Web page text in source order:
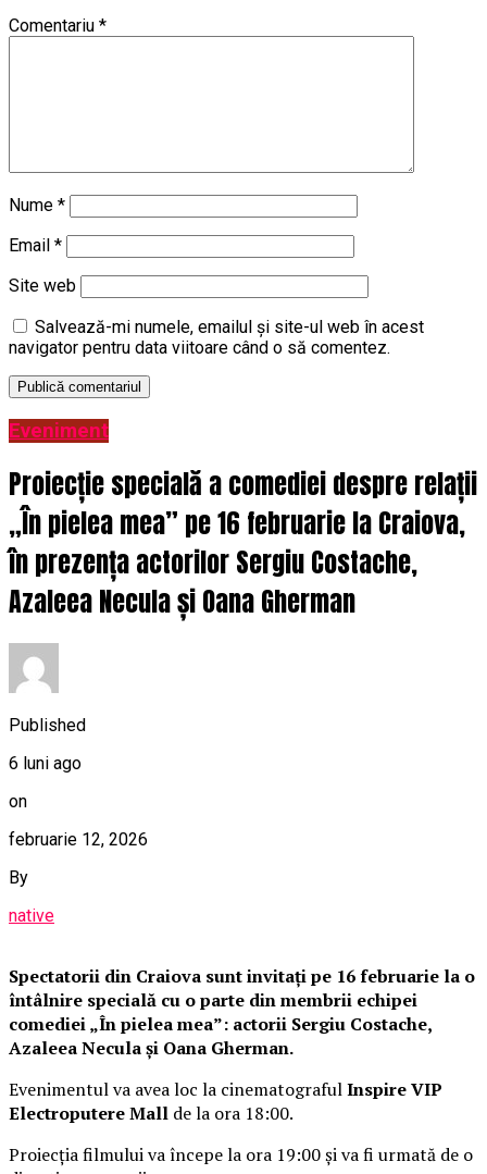
Comentariu *
Nume *
Email *
Site web
Salvează-mi numele, emailul și site-ul web în acest
navigator pentru data viitoare când o să comentez.
Eveniment
Proiecție specială a comediei despre relații
„În pielea mea” pe 16 februarie la Craiova,
în prezența actorilor Sergiu Costache,
Azaleea Necula și Oana Gherman
Published
6 luni ago
on
februarie 12, 2026
By
native
Spectatorii din Craiova sunt invitați pe 16 februarie la o
întâlnire specială cu o parte din membrii echipei
comediei „În pielea mea”: actorii Sergiu Costache,
Azaleea Necula și Oana Gherman.
Evenimentul va avea loc la cinematografulInspire VIP
Electroputere Mall de la ora 18:00.
Proiecția filmului va începe la ora 19:00 și va fi urmată de o